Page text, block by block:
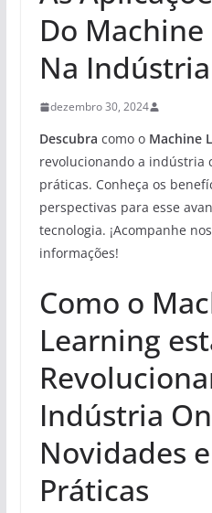
Do
Na Indústria
dezembro 30, 2024
Descubra como o Machine
revolucionando a indústria
práticas. Conheça os
perspectivas para esse
tecnologia. ¡Acompanhe
informações!
Como o
Learning
Indústria
Novidades
Práticas